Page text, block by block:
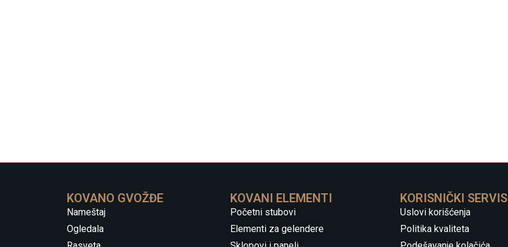
KOVANO GVOŽĐE
Nameštaj
Ogledala
KOVANI ELEMENTI
Početni stubovi
Elementi za gelendere
KORISNIČKI SERVIS
Uslovi korišćenja
Politika kvaliteta